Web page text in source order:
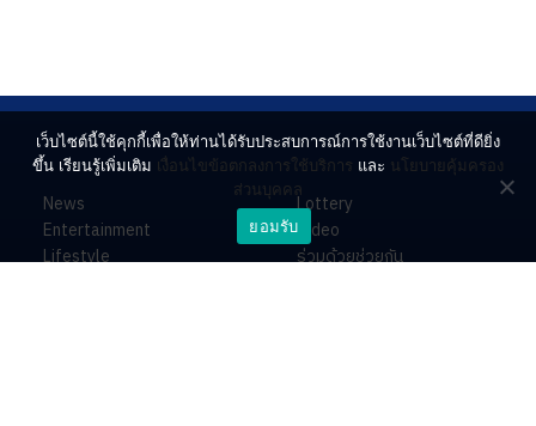
News
Entertainment
Lifestyle
Lottery
Video
ร่วมด้วยช่วยกัน
เว็บไซต์นี้ใช้คุกกี้เพื่อให้ท่านได้รับประสบการณ์การใช้งานเว็บไซต์ที่ดียิ่ง
ขึ้น เรียนรู้เพิ่มเติม เงื่อนไขข้อตกลงการใช้บริการ และ นโยบายคุ้มครอง
ส่วนบุคคล
ยอมรับ